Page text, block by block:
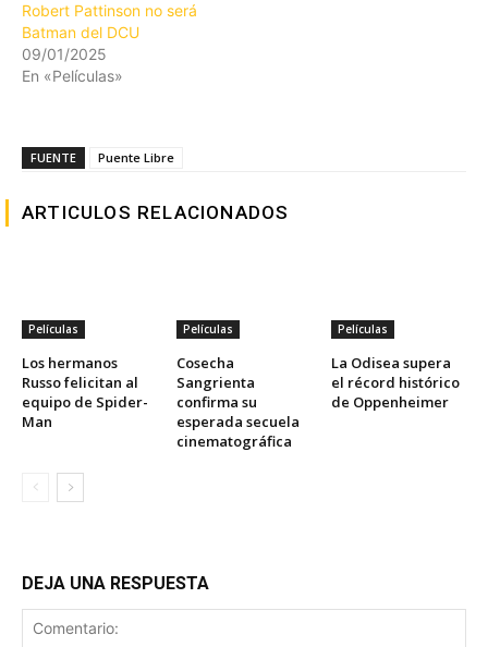
Robert Pattinson no será
Batman del DCU
09/01/2025
En «Películas»
FUENTE Puente Libre
ARTICULOS RELACIONADOS
Películas
Los hermanos
Russo felicitan al
equipo de Spider-
Man
Películas
Cosecha
Sangrienta
confirma su
esperada secuela
cinematográfica
Películas
La Odisea supera
el récord histórico
de Oppenheimer
DEJA UNA RESPUESTA